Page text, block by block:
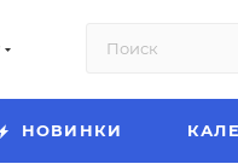
НОВИНКИ